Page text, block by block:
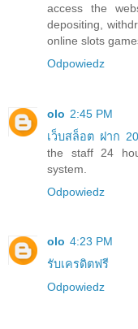
access the
depositing,
online slots
Odpowiedz
olo 2:45 PM
เว็บสล็อต ฝาก
the staff 24
system.
Odpowiedz
olo 4:23 PM
รับเครดิตฟรี
Odpowiedz